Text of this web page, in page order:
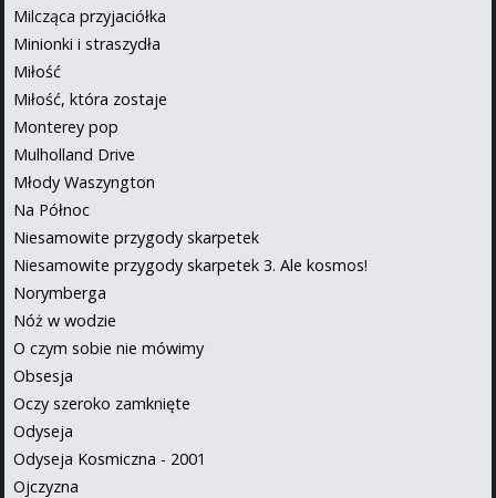
Milcząca przyjaciółka
Minionki i straszydła
Miłość
Miłość, która zostaje
Monterey pop
Mulholland Drive
Młody Waszyngton
Na Północ
Niesamowite przygody skarpetek
Niesamowite przygody skarpetek 3. Ale kosmos!
Norymberga
Nóż w wodzie
O czym sobie nie mówimy
Obsesja
Oczy szeroko zamknięte
Odyseja
Odyseja Kosmiczna - 2001
Ojczyzna